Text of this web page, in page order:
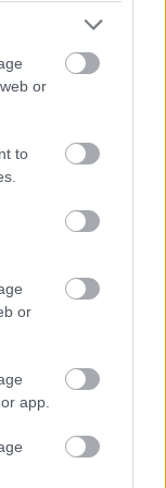
or
to
or
app.
közben komoly
Vin Diesel. Aki
karizmatikus is,
félrement.
Shaw spin-offba,
lehetőségük